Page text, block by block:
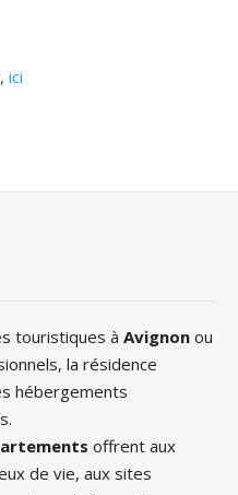
ici
touristiques à Avignon ou
la résidence
hébergements
offrent aux
de vie, aux sites